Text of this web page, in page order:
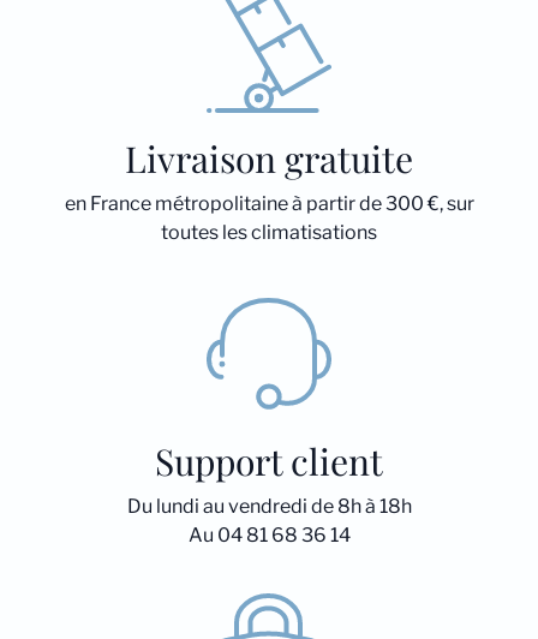
Livraison gratuite
en France métropolitaine à partir de 300 €, sur
toutes les climatisations
Support client
Du lundi au vendredi de 8h à 18h
Au 04 81 68 36 14